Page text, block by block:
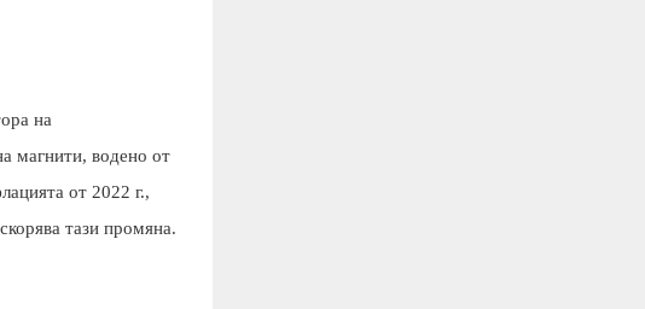
на
магнити, водено от
от 2022 г.,
тази промяна.